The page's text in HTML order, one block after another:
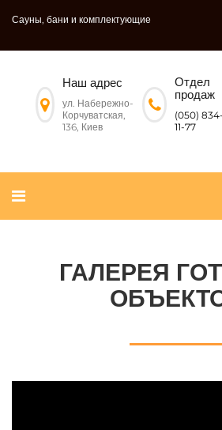
Сауны, бани и комплектующие
Наш адрес
ул. Набережно-
Корчуватская,
136, Киев
Отдел
продаж
(050) 834-
11-77
ГАЛЕРЕЯ